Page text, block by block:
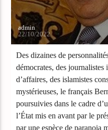
admin
22/10/2022
Des dizaines de
démocrates, des journalistes
d’affaires, des islamistes
mystérieuses, le français
poursuivies dans le cadre
l’État mis en avant par le
par une espèce de paranoia